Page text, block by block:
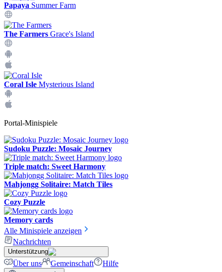
Papaya Summer Farm
The Farmers Grace's Island
Coral Isle Mysterious Island
Portal-Minispiele
Sudoku Puzzle: Mosaic Journey
Triple match: Sweet Harmony
Mahjongg Solitaire: Match Tiles
Cozy Puzzle
Memory cards
Alle Minispiele anzeigen
Nachrichten
Unterstützung
Über uns Gemeinschaft Hilfe